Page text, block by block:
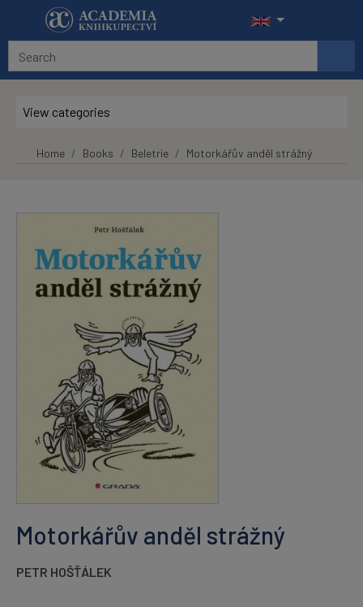
Skip to main content
View categories
Home Books Beletrie Motorkářův anděl strážný
Motorkářův anděl strážný
PETR HOŠŤÁLEK